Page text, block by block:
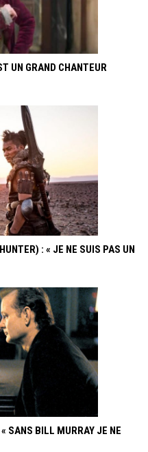
UN GRAND CHANTEUR
: « JE NE SUIS PAS UN
SANS BILL MURRAY JE NE